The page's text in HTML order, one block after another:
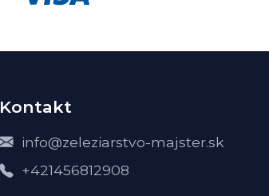
Kontakt
info@zeleziarstvo-majster.sk
+421456812908